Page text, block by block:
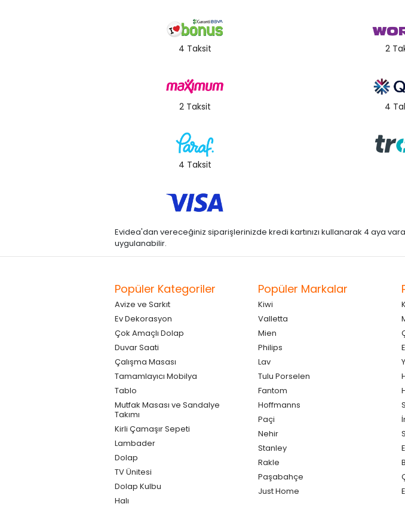
4 Taksit 2
2 Taksit 4
4 Taksit
Evidea'dan vereceğiniz siparişlerinizde kredi kartınızı kullanarak 4 aya
uygulanabilir.
Popüler Kategoriler
Avize ve Sarkıt
Ev Dekorasyon
Çok Amaçlı Dolap
Duvar Saati
Çalışma Masası
Tamamlayıcı Mobilya
Tablo
Mutfak Masası ve Sandalye
Takımı
Kirli Çamaşır Sepeti
Lambader
Dolap
TV Ünitesi
Dolap Kulbu
Halı
Popüler Markalar
Kiwi
Valletta
Mien
Philips
Lav
Tulu Porselen
Fantom
Hoffmanns
Paçi
Nehir
Stanley
Rakle
Paşabahçe
Just Home